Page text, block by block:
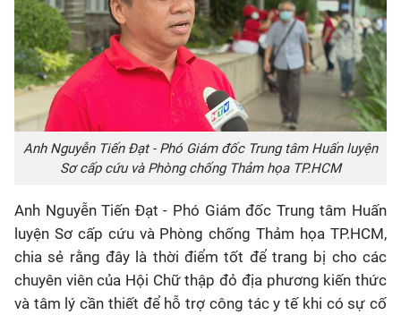
Anh Nguyễn Tiến Đạt - Phó Giám đốc Trung tâm Huấn luyện
Sơ cấp cứu và Phòng chống Thảm họa TP.HCM
Anh Nguyễn Tiến Đạt - Phó Giám đốc Trung tâm Huấn
luyện Sơ cấp cứu và Phòng chống Thảm họa TP.HCM,
chia sẻ rằng đây là thời điểm tốt để trang bị cho các
chuyên viên của Hội Chữ thập đỏ địa phương kiến thức
và tâm lý cần thiết để hỗ trợ công tác y tế khi có sự cố